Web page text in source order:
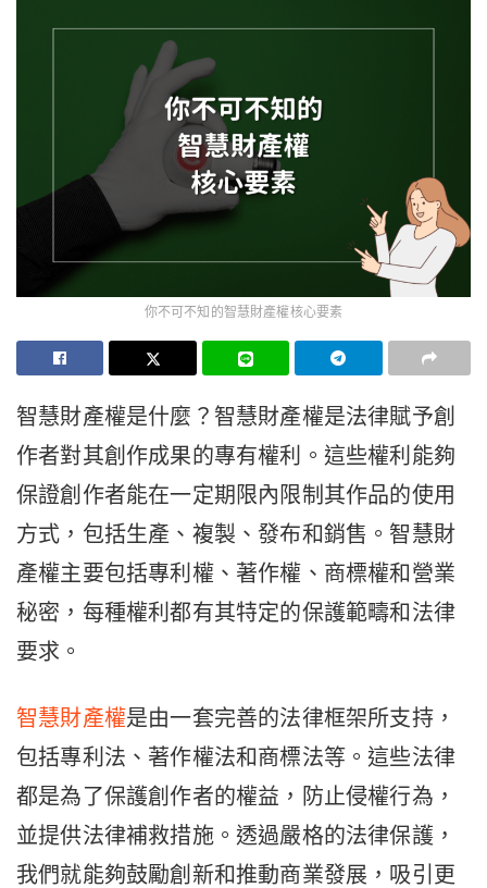
你不可不知的智慧財產權核心要素
智慧財產權是什麼？智慧財產權是法律賦予創
作者對其創作成果的專有權利。這些權利能夠
保證創作者能在一定期限內限制其作品的使用
方式，包括生產、複製、發布和銷售。智慧財
產權主要包括專利權、著作權、商標權和營業
秘密，每種權利都有其特定的保護範疇和法律
要求。
智慧財產權是由一套完善的法律框架所支持，
包括專利法、著作權法和商標法等。這些法律
都是為了保護創作者的權益，防止侵權行為，
並提供法律補救措施。透過嚴格的法律保護，
我們就能夠鼓勵創新和推動商業發展，吸引更